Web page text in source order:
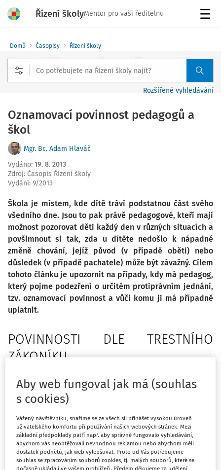
Řízení školyMentor pro vaši ředitelnu
Domů Časopisy Řízení školy
Rozšířené vyhledávání
Oznamovací povinnost pedagogů a
škol
Mgr. Bc. Adam Hlaváč
Vydáno: 19. 8. 2013
Zdroj: Časopis Řízení školy
Vydání: 9/2013
Škola je místem, kde dítě tráví podstatnou část svého
všedního dne. Jsou to pak právě pedagogové, kteří mají
možnost pozorovat děti každý den v různých situacích a
povšimnout si tak, zda u dítěte nedošlo k nápadné
změně chování, jejíž původ (v případě oběti) nebo
důsledek (v případě pachatele) může být závažný. Cílem
tohoto článku je upozornit na případy, kdy má pedagog,
který pojme podezření o určitém protiprávním jednání,
tzv. oznamovací povinnost a vůči komu ji má případně
uplatnit.
POVINNOSTI DLE TRESTNÍHO
ZÁKONÍKU
předpisů (dále jen „TZ“), obsahuje dvě skutkové podstaty
vztahující se k situacím, kdy má někdo povědomí o trestné
Jedná se o trestný čin nepřekažení trestného činu dle
TZ a trestný čin neoznámení trestného činu dle § 368 TZ.
Nepřekažení trestného činu se vztahuje na případy, kdy se
jakákoliv trestně odpovědná fyzická osoba, tedy i pedagog,
Aby web fungoval jak má (souhlas
s cookies)
Vážený návštěvníku, snažíme se ze všech sil přinášet vysokou úroveň
uživatelského komfortu při používání našich webových stránek. Mezi
základní předpoklady patří např. aby správně fungovalo vyhledávání,
abychom vás neobtěžovali nevhodnou reklamou nebo abychom měli
dostatek podnětů, jak web vylepšovat. Proto od Vás potřebujeme
souhlas se zpracováním souborů cookies, tj. malých souborů, které se
dočasně ukládají ve vašem prohlížeči. Předem děkujeme za udělení